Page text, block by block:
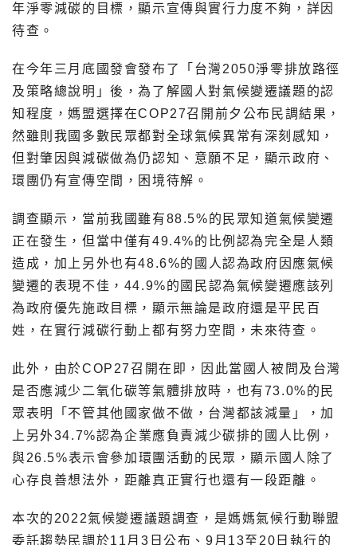
年淨零減碳的目標，顯示宣傳與實行力度不夠，詳因
待查。
在今年三月底國發會發布了「台灣2050淨零排放路徑
及策略總說明」後，為了解國人對氣候變遷議題的認
知程度，媽盟選擇在COP27召開前夕公布民調結果，
然雖則我國多數民眾都對全球氣候異常有深刻感知，
但對肇因與減碳做為仍認知、意願不足，顯示政府、
環團仍有宣傳空間，困境待解。
調查顯示，當前我國雖有88.5%的民眾知道氣候變遷
正在發生，但當中僅有49.4%的比例認為完全是人類
造成，加上另外也有48.6%的國人認為政府因應氣候
變遷的表現不佳，44.9%的國民認為氣候變遷應該列
為政府優先施政目標，顯示無論是政府還是平民百
姓，在實行減碳行動上都有努力空間，未來待查。
此外，由於COP27召開在即，因此當國人被問及台灣
是否應減少二氧化碳等氣體排放時，也有73.0%的民
眾表明「不管其他國家做不做，台灣都該減量」，加
上另外34.7%認為企業應負責減少碳排的國人比例，
與26.5%表示會參加環團活動的民眾，顯示國人除了
心存良善想法外，距離真正實行也還有一段距離。
本次的2022氣候變遷議題調查，是媽媽氣候行動聯盟
委託趨勢民調於11月3日公布、9月13至20日執行的